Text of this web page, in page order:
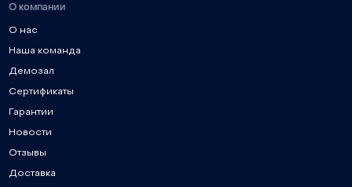
О компании
О нас
Наша команда
Демозал
Сертификаты
Гарантии
Новости
Отзывы
Доставка